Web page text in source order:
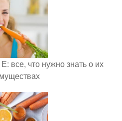
все, что нужно знать о их